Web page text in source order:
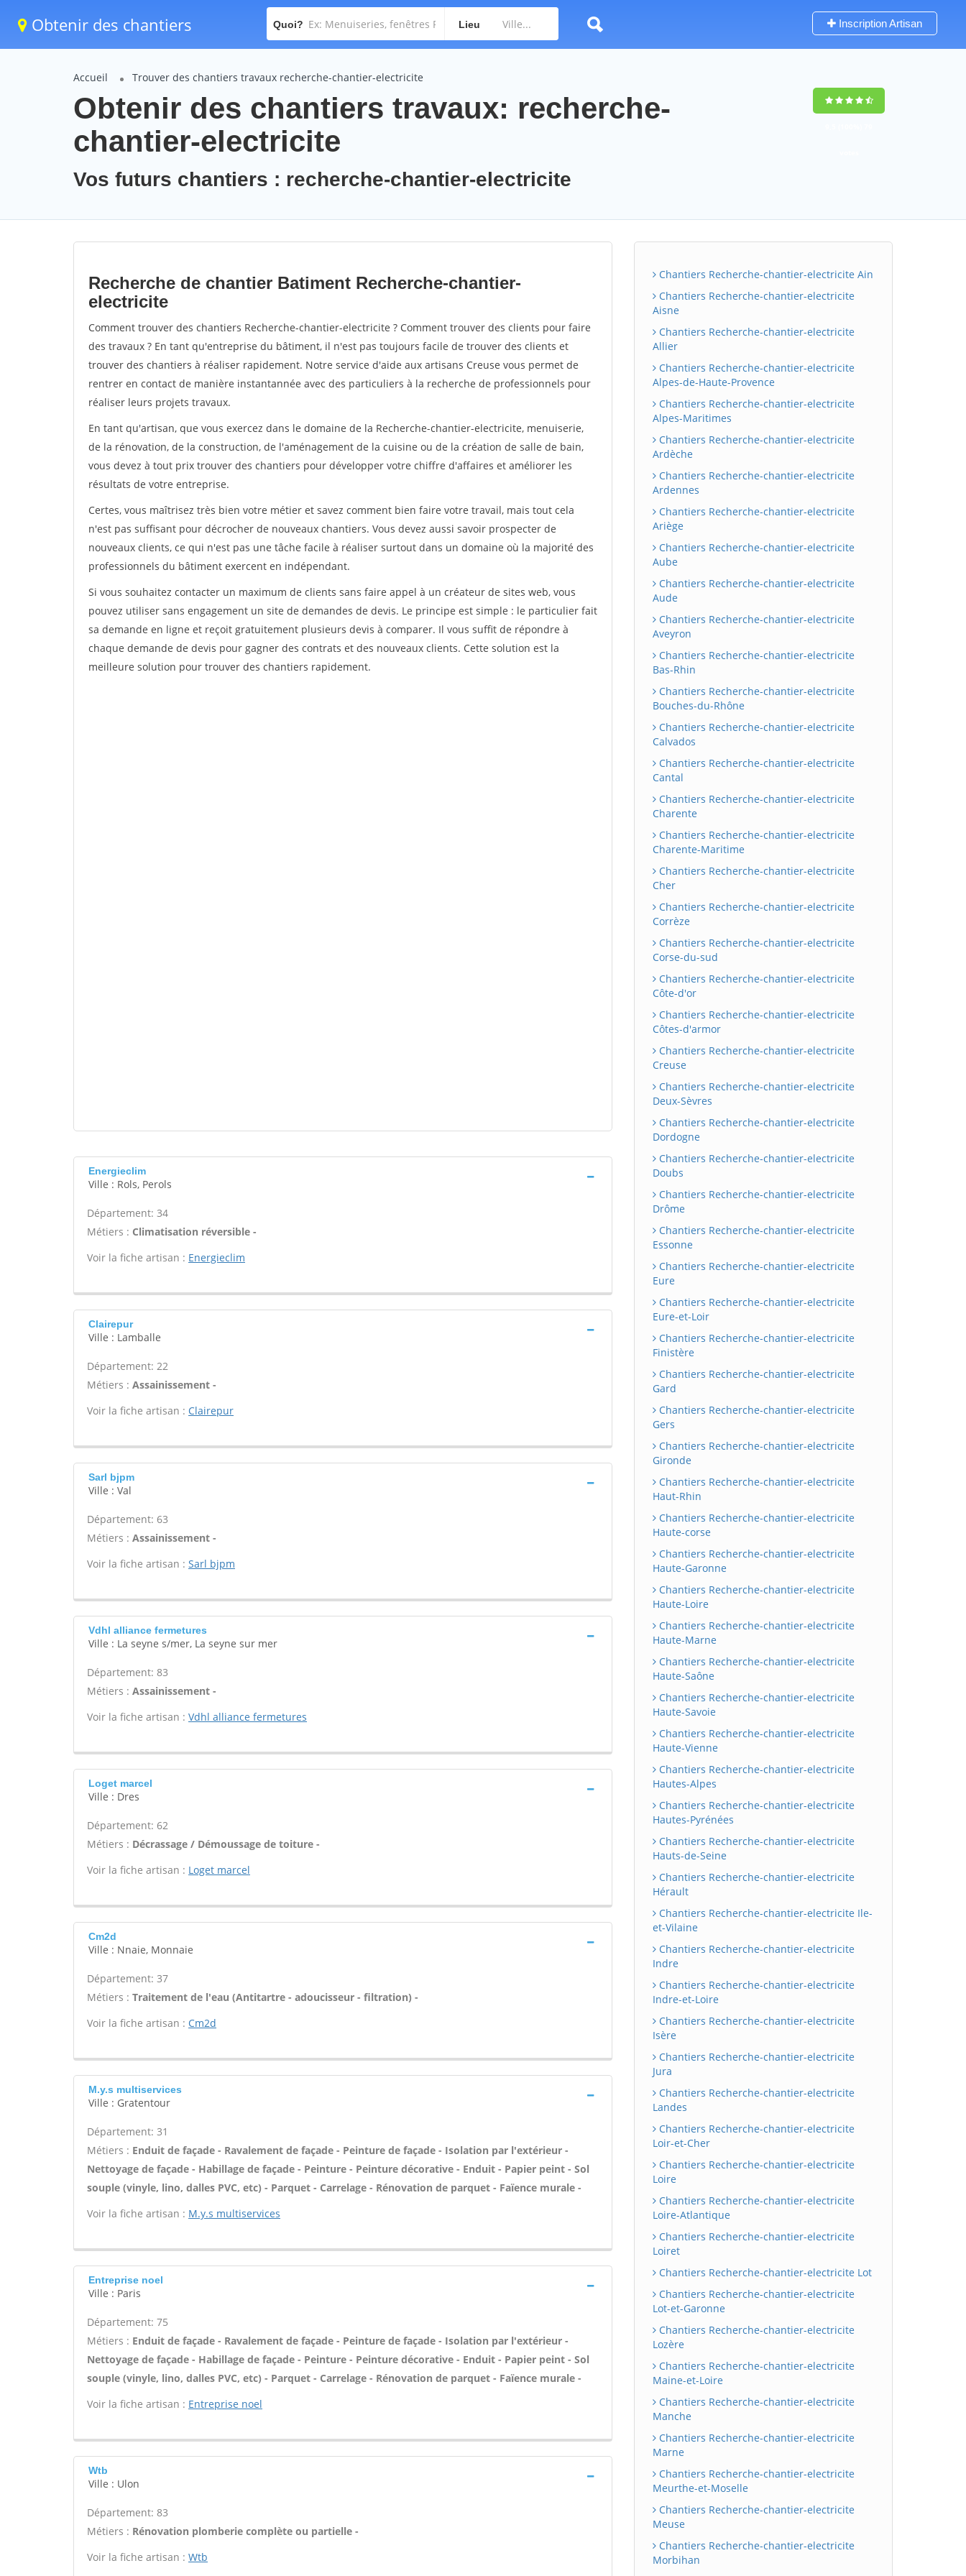
Obtenir des chantiers Quoi? Lieu Inscription Artisan
Accueil Trouver des chantiers travaux recherche-chantier-electricite
Obtenir des chantiers travaux: recherche-
chantier-electricite
Vos futurs chantiers : recherche-chantier-electricite
Recherche de chantier Batiment Recherche-chantier-
electricite
Comment trouver des chantiers Recherche-chantier-electricite ? Comment trouver des clients pour faire
des travaux ? En tant qu'entreprise du bâtiment, il n'est pas toujours facile de trouver des clients et
trouver des chantiers à réaliser rapidement. Notre service d'aide aux artisans Creuse vous permet de
rentrer en contact de manière instantannée avec des particuliers à la recherche de professionnels pour
réaliser leurs projets travaux.
En tant qu'artisan, que vous exercez dans le domaine de la Recherche-chantier-electricite, menuiserie,
de la rénovation, de la construction, de l'aménagement de la cuisine ou de la création de salle de bain,
vous devez à tout prix trouver des chantiers pour développer votre chiffre d'affaires et améliorer les
résultats de votre entreprise.
Certes, vous maîtrisez très bien votre métier et savez comment bien faire votre travail, mais tout cela
n'est pas suffisant pour décrocher de nouveaux chantiers. Vous devez aussi savoir prospecter de
nouveaux clients, ce qui n'est pas une tâche facile à réaliser surtout dans un domaine où la majorité des
professionnels du bâtiment exercent en indépendant.
Si vous souhaitez contacter un maximum de clients sans faire appel à un créateur de sites web, vous
pouvez utiliser sans engagement un site de demandes de devis. Le principe est simple : le particulier fait
sa demande en ligne et reçoit gratuitement plusieurs devis à comparer. Il vous suffit de répondre à
chaque demande de devis pour gagner des contrats et des nouveaux clients. Cette solution est la
meilleure solution pour trouver des chantiers rapidement.
Energieclim
Ville : Rols, Perols
Département: 34
Métiers : Climatisation réversible -
Voir la fiche artisan : Energieclim
Clairepur
Ville : Lamballe
Département: 22
Métiers : Assainissement -
Voir la fiche artisan : Clairepur
Sarl bjpm
Ville : Val
Département: 63
Métiers : Assainissement -
Voir la fiche artisan : Sarl bjpm
Vdhl alliance fermetures
Ville : La seyne s/mer, La seyne sur mer
Département: 83
Métiers : Assainissement -
Voir la fiche artisan : Vdhl alliance fermetures
Loget marcel
Ville : Dres
Département: 62
Métiers : Décrassage / Démoussage de toiture -
Voir la fiche artisan : Loget marcel
Cm2d
Ville : Nnaie, Monnaie
Département: 37
Métiers : Traitement de l'eau (Antitartre - adoucisseur - filtration) -
Voir la fiche artisan : Cm2d
M.y.s multiservices
Ville : Gratentour
Département: 31
Métiers : Enduit de façade - Ravalement de façade - Peinture de façade - Isolation par l'extérieur -
Nettoyage de façade - Habillage de façade - Peinture - Peinture décorative - Enduit - Papier peint - Sol
souple (vinyle, lino, dalles PVC, etc) - Parquet - Carrelage - Rénovation de parquet - Faïence murale -
Voir la fiche artisan : M.y.s multiservices
Entreprise noel
Ville : Paris
Département: 75
Métiers : Enduit de façade - Ravalement de façade - Peinture de façade - Isolation par l'extérieur -
Nettoyage de façade - Habillage de façade - Peinture - Peinture décorative - Enduit - Papier peint - Sol
souple (vinyle, lino, dalles PVC, etc) - Parquet - Carrelage - Rénovation de parquet - Faïence murale -
Voir la fiche artisan : Entreprise noel
Wtb
Ville : Ulon
Département: 83
Métiers : Rénovation plomberie complète ou partielle -
Voir la fiche artisan : Wtb
Chantiers Recherche-chantier-electricite Ain
Chantiers Recherche-chantier-electricite
Aisne
Chantiers Recherche-chantier-electricite
Allier
Chantiers Recherche-chantier-electricite
Alpes-de-Haute-Provence
Chantiers Recherche-chantier-electricite
Alpes-Maritimes
Chantiers Recherche-chantier-electricite
Ardèche
Chantiers Recherche-chantier-electricite
Ardennes
Chantiers Recherche-chantier-electricite
Ariège
Chantiers Recherche-chantier-electricite
Aube
Chantiers Recherche-chantier-electricite
Aude
Chantiers Recherche-chantier-electricite
Aveyron
Chantiers Recherche-chantier-electricite
Bas-Rhin
Chantiers Recherche-chantier-electricite
Bouches-du-Rhône
Chantiers Recherche-chantier-electricite
Calvados
Chantiers Recherche-chantier-electricite
Cantal
Chantiers Recherche-chantier-electricite
Charente
Chantiers Recherche-chantier-electricite
Charente-Maritime
Chantiers Recherche-chantier-electricite
Cher
Chantiers Recherche-chantier-electricite
Corrèze
Chantiers Recherche-chantier-electricite
Corse-du-sud
Chantiers Recherche-chantier-electricite
Côte-d'or
Chantiers Recherche-chantier-electricite
Côtes-d'armor
Chantiers Recherche-chantier-electricite
Creuse
Chantiers Recherche-chantier-electricite
Deux-Sèvres
Chantiers Recherche-chantier-electricite
Dordogne
Chantiers Recherche-chantier-electricite
Doubs
Chantiers Recherche-chantier-electricite
Drôme
Chantiers Recherche-chantier-electricite
Essonne
Chantiers Recherche-chantier-electricite
Eure
Chantiers Recherche-chantier-electricite
Eure-et-Loir
Chantiers Recherche-chantier-electricite
Finistère
Chantiers Recherche-chantier-electricite
Gard
Chantiers Recherche-chantier-electricite
Gers
Chantiers Recherche-chantier-electricite
Gironde
Chantiers Recherche-chantier-electricite
Haut-Rhin
Chantiers Recherche-chantier-electricite
Haute-corse
Chantiers Recherche-chantier-electricite
Haute-Garonne
Chantiers Recherche-chantier-electricite
Haute-Loire
Chantiers Recherche-chantier-electricite
Haute-Marne
Chantiers Recherche-chantier-electricite
Haute-Saône
Chantiers Recherche-chantier-electricite
Haute-Savoie
Chantiers Recherche-chantier-electricite
Haute-Vienne
Chantiers Recherche-chantier-electricite
Hautes-Alpes
Chantiers Recherche-chantier-electricite
Hautes-Pyrénées
Chantiers Recherche-chantier-electricite
Hauts-de-Seine
Chantiers Recherche-chantier-electricite
Hérault
Chantiers Recherche-chantier-electricite Ile-
et-Vilaine
Chantiers Recherche-chantier-electricite
Indre
Chantiers Recherche-chantier-electricite
Indre-et-Loire
Chantiers Recherche-chantier-electricite
Isère
Chantiers Recherche-chantier-electricite
Jura
Chantiers Recherche-chantier-electricite
Landes
Chantiers Recherche-chantier-electricite
Loir-et-Cher
Chantiers Recherche-chantier-electricite
Loire
Chantiers Recherche-chantier-electricite
Loire-Atlantique
Chantiers Recherche-chantier-electricite
Loiret
Chantiers Recherche-chantier-electricite Lot
Chantiers Recherche-chantier-electricite
Lot-et-Garonne
Chantiers Recherche-chantier-electricite
Lozère
Chantiers Recherche-chantier-electricite
Maine-et-Loire
Chantiers Recherche-chantier-electricite
Manche
Chantiers Recherche-chantier-electricite
Marne
Chantiers Recherche-chantier-electricite
Meurthe-et-Moselle
Chantiers Recherche-chantier-electricite
Meuse
Chantiers Recherche-chantier-electricite
Morbihan